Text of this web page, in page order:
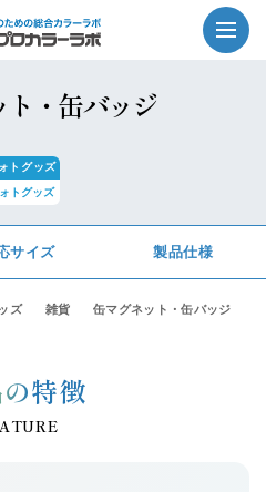
・缶バッジ
トグッズ
トグッズ
サイズ 製品仕様
ズ 雑貨 缶マグネット・缶バッジ
特徴